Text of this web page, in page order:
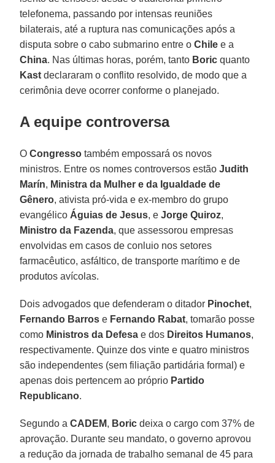
telefonema, passando por intensas reuniões
bilaterais, até a ruptura nas comunicações após a
disputa sobre o cabo submarino entre oChile e a
China. Nas últimas horas, porém, tanto Boric quanto
Kast declararam o conflito resolvido, de modo que a
cerimônia deve ocorrer conforme o planejado.
A equipe controversa
OCongresso também empossará os novos
ministros. Entre os nomes controversos estãoJudith
Marín, Ministra da Mulher e da Igualdade de
Gênero, ativista pró-vida e ex-membro do grupo
evangélico Águias de Jesus, eJorge Quiroz,
Ministro da Fazenda, que assessorou empresas
envolvidas em casos de conluio nos setores
farmacêutico, asfáltico, de transporte marítimo e de
produtos avícolas.
Dois advogados que defenderam o ditador Pinochet,
Fernando Barros e Fernando Rabat, tomarão posse
como Ministros da Defesa e dos Direitos Humanos,
respectivamente. Quinze dos vinte e quatro ministros
são independentes (sem filiação partidária formal) e
apenas dois pertencem ao próprio Partido
Republicano.
Segundo aCADEM, Boric deixa o cargo com 37% de
aprovação. Durante seu mandato, o governo aprovou
a redução da jornada de trabalho semanal de 45 para